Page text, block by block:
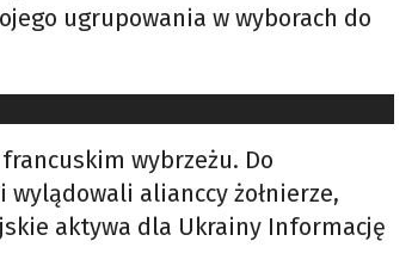
ugrupowania w wyborach do
wybrzeżu. Do
alianccy żołnierze,
aktywa dla Ukrainy Informację